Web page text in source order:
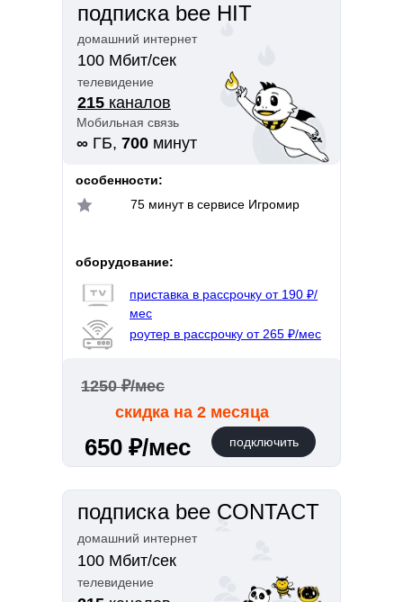
подписка bee CONTACT
домашний интернет
телевидение
100 Мбит/сек
подписка bee HIT
домашний интернет
телевидение
Мобильная связь
100 Мбит/сек
215 каналов
подключить
∞ ГБ, 700 минут
650 ₽/мес
75 минут в сервисе Игромир
приставка в рассрочку от 190 ₽/
мес
роутер в рассрочку от 265 ₽/мес
оборудование:
особенности:
1250 ₽/мес
скидка на 2 месяца